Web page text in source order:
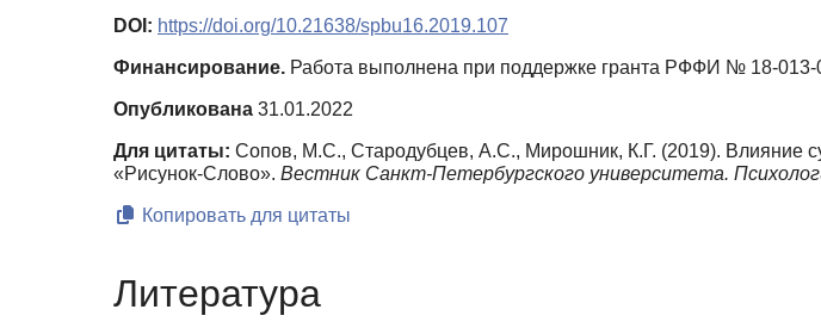
DOI: https://doi.org/10.21638/spbu16.2019.107
Финансирование. Работа выполнена при поддержке гранта РФФИ № 18-013-
Опубликована 31.01.2022
Для цитаты: Сопов, М.С., Стародубцев, А.С., Мирошник, К.Г. (2019). Влияние
«Рисунок-Слово». Вестник Санкт-Петербургского университета.
Копировать для цитаты
Литература